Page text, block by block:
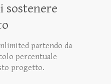
sostenere
partendo da
percentuale
progetto.